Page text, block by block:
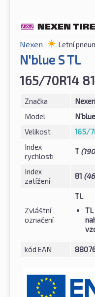
Nexen Letní
N'blue S TL
165/70R14
Značka
Nexen
Model
Velikost
165/
Index
rychlosti
T
Index
zatížení
81
Zvláštní
označení
TL
TL
kód EAN